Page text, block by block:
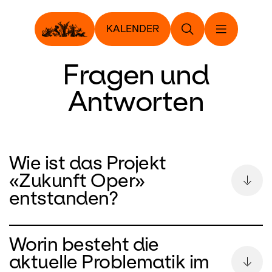
KALENDER
Fragen und
Antworten
Wie ist das Projekt
«Zukunft Oper»
entstanden?
2016 verlangte der Kantonsrat das Führen
einer langfristigen Investitionsplanung. Vor
Worin besteht die
aktuelle Problematik im